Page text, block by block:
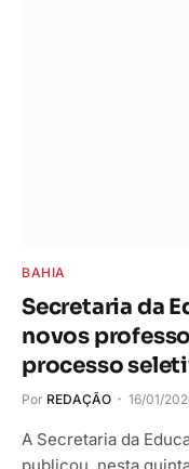
BAHIA
Secretaria da
novos
processo
Por REDAÇÃO 16/01/
A Secretaria da